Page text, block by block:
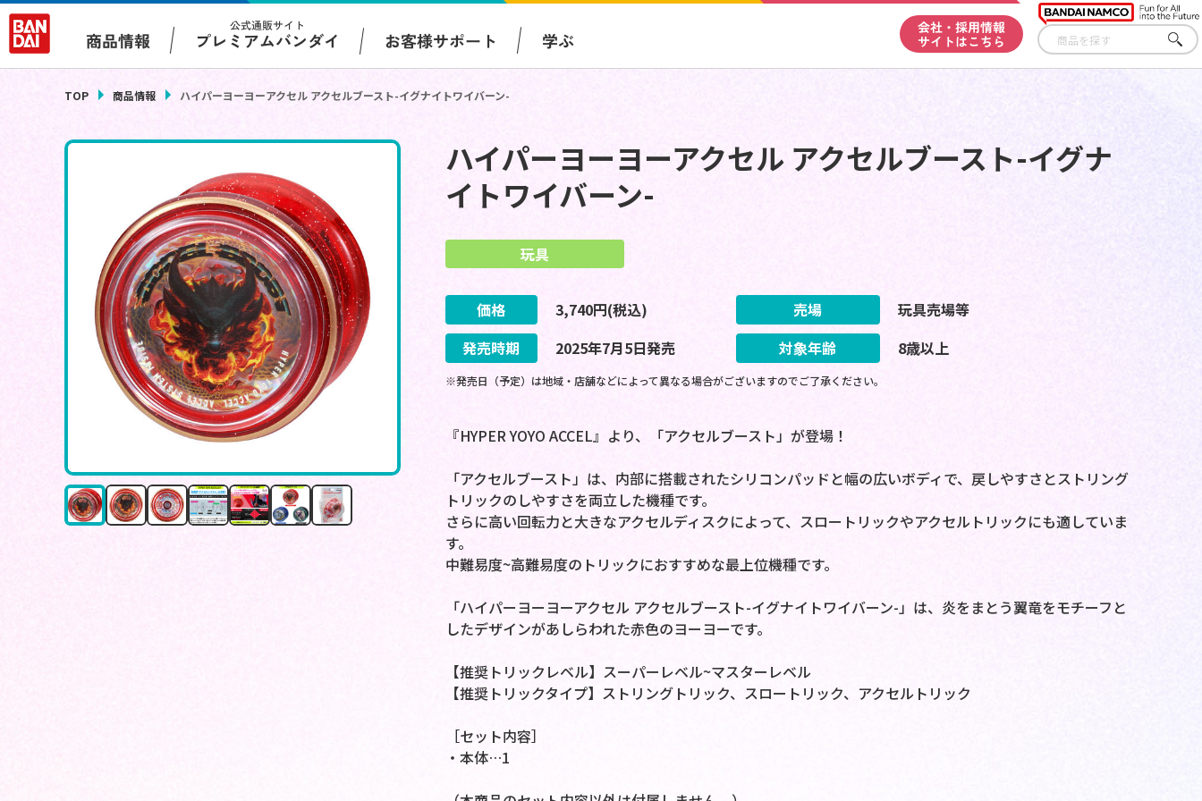
商品情報
公式通販サイト
プレミアムバンダイ お客様サポート 学ぶ
会社・採用情報
サイトはこちら
さが
す
TOP 商品情報 ハイパーヨーヨーアクセル アクセルブースト-イグナイトワイバーン-
ハイパーヨーヨーアクセル アクセルブースト-イグナ
イトワイバーン-
玩具
価格 3,740円(税込) 売場
玩具売場等
発売時期
2025年7月5日発売 対象年齢 8歳以上
※発売日（予定）は地域・店舗などによって異なる場合がございますのでご了承ください。
『HYPER YOYO ACCEL』より、「アクセルブースト」が登場！
「アクセルブースト」は、内部に搭載されたシリコンパッドと幅の広いボディで、戻しやすさとストリング
トリックのしやすさを両立した機種です。
さらに高い回転力と大きなアクセルディスクによって、スロートリックやアクセルトリックにも適していま
す。
中難易度~高難易度のトリックにおすすめな最上位機種です。
「ハイパーヨーヨーアクセル アクセルブースト-イグナイトワイバーン-」は、炎をまとう翼竜をモチーフと
したデザインがあしらわれた赤色のヨーヨーです。
【推奨トリックレベル】スーパーレベル~マスターレベル
【推奨トリックタイプ】ストリングトリック、スロートリック、アクセルトリック
［セット内容］
・本体…1